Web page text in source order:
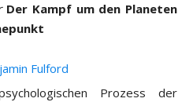
Der Kampf um den Planeten
Prozess der